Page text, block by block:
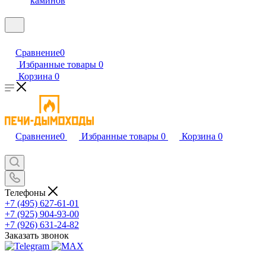
Сравнение0
Избранные товары 0
Корзина 0
Сравнение0 Избранные товары 0 Корзина 0
Телефоны
+7 (495) 627-61-01
+7 (925) 904-93-00
+7 (926) 631-24-82
Заказать звонок